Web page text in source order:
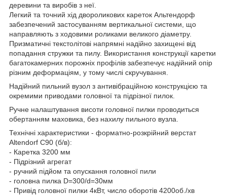
деревини та виробів з неї.
Легкий та точний хід двороликових кареток Альтендорф
забезпечений застосуванням вертикальної системи, що
направляють з ходовими роликами великого діаметру.
Призматичні текстолітові напрямні надійно захищені від
попадання стружки та пилу. Використання конструкції каретки
багатокамерних порожніх профілів забезпечує надійний опір
різним деформаціям, у тому числі скручування.
Надійний пильний вузол з антивібраційною конструкцією та
окремими приводами головної та підрізної пилок.
Ручне налаштування висоти головної пилки проводиться
обертанням маховика, без нахилу пильного вузла.
Технічні характеристики - форматно-розкрійний верстат
Altendorf C90 (б/в):
- Каретка 3200 мм
- Підрізний агрегат
- ручний підйом та опускання головної пили
- головна пилка D=300/d=30мм
- Привід головної пилки 4кВт, число оборотів 4200об./хв